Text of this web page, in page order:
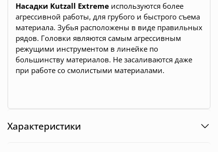
Насадки Kutzall Extreme используются более
агрессивной работы, для грубого и быстрого съема
материала. Зубья расположены в виде правильных
рядов. Головки являются самым агрессивным
режущими инструментом в линейке по
большинству материалов. Не засаливаются даже
при работе со смолистыми материалами.
Характеристики